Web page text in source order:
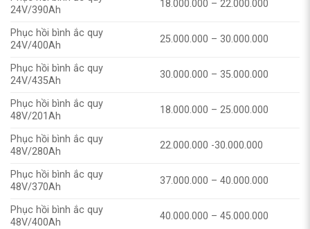
24V/390Ah
18.000.000 – 22.000.000
Phục hồi bình ắc quy
24V/400Ah
25.000.000 – 30.000.000
Phục hồi bình ắc quy
24V/435Ah
30.000.000 – 35.000.000
Phục hồi bình ắc quy
48V/201Ah
18.000.000 – 25.000.000
Phục hồi bình ắc quy
48V/280Ah
22.000.000 -30.000.000
Phục hồi bình ắc quy
48V/370Ah
37.000.000 – 40.000.000
Phục hồi bình ắc quy
48V/400Ah
40.000.000 – 45.000.000